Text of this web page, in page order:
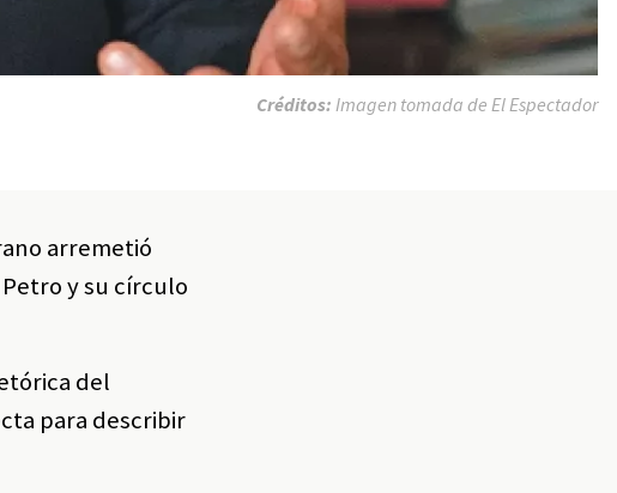
Créditos: Imagen tomada de El Espectador
arremetió
y su círculo
del
para describir